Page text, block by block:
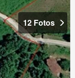
12 Fotos